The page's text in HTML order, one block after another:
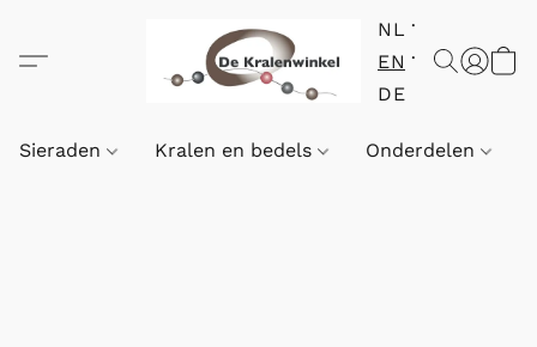
NL
EN
DE
Sieraden Kralen en bedels Onderdelen